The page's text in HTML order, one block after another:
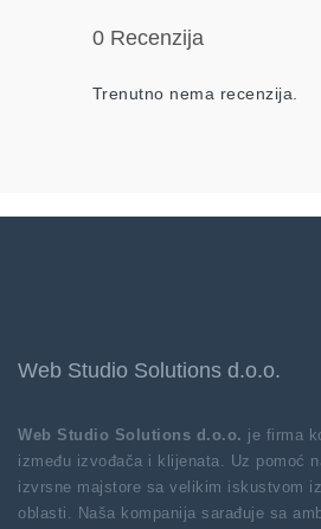
0 Recenzija
Trenutno nema recenzija.
Web Studio Solutions d.o.o.
Web Studio Solutions d.o.o. je firma
između izvođača i klijenata. Uz pomoć
izvrsne majstore sa velikim iskustvom
oblasti. Naša kompanija sarađuje sa